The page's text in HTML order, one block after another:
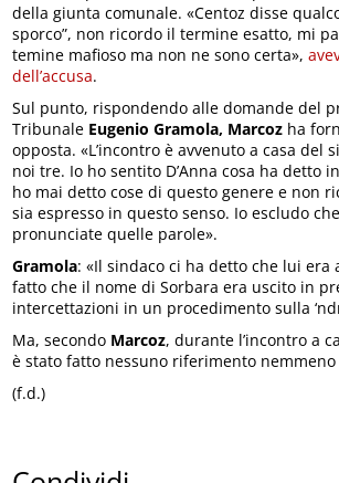
della giunta comunale. «Centoz disse
sporco”, non ricordo il termine esatto, mi
temine mafioso ma non ne sono certa»,
dell’accusa.
Sul punto, rispondendo alle domande del
Tribunale Eugenio Gramola, Marcoz ha
opposta. «L’incontro è avvenuto a casa del
noi tre. Io ho sentito D’Anna cosa ha detto
ho mai detto cose di questo genere e non
sia espresso in questo senso. Io escludo
pronunciate quelle parole».
Gramola: «Il sindaco ci ha detto che lui era
fatto che il nome di Sorbara era uscito in
intercettazioni in un procedimento sulla
Ma, secondo Marcoz, durante l’incontro a
è stato fatto nessuno riferimento nemmeno
(f.d.)